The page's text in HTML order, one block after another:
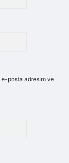
e-posta adresim ve